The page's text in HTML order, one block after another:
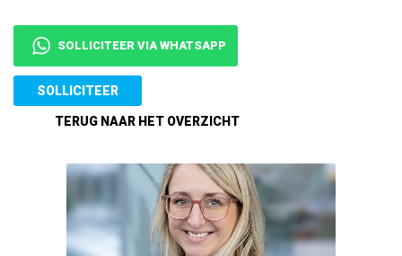
SOLLICITEER VIA WHATSAPP